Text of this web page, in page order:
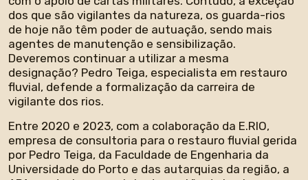
dos que são vigilantes da natureza, os guarda-rios
de hoje não têm poder de autuação, sendo mais
agentes de manutenção e sensibilização.
Deveremos continuar a utilizar a mesma
designação? Pedro Teiga, especialista em restauro
fluvial, defende a formalização da carreira de
vigilante dos rios.
Entre 2020 e 2023, com a colaboração da E.RIO,
empresa de consultoria para o restauro fluvial gerida
por Pedro Teiga, da Faculdade de Engenharia da
Universidade do Porto e das autarquias da região, a